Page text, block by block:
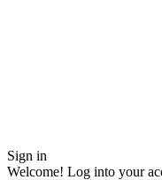
Sign in
Welcome! Log into your